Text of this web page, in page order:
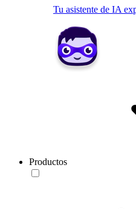
Tu asistente de IA
Productos